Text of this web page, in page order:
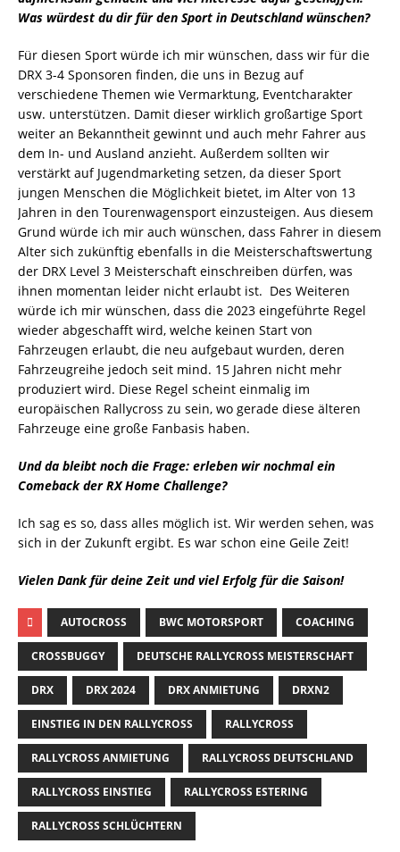
Was würdest du dir für den Sport in Deutschland wünschen?
Für diesen Sport würde ich mir wünschen, dass wir für die
DRX 3-4 Sponsoren finden, die uns in Bezug auf
verschiedene Themen wie Vermarktung, Eventcharakter
usw. unterstützen. Damit dieser wirklich großartige Sport
weiter an Bekanntheit gewinnt und auch mehr Fahrer aus
dem In- und Ausland anzieht. Außerdem sollten wir
verstärkt auf Jugendmarketing setzen, da dieser Sport
jungen Menschen die Möglichkeit bietet, im Alter von 13
Jahren in den Tourenwagensport einzusteigen. Aus diesem
Grund würde ich mir auch wünschen, dass Fahrer in diesem
Alter sich zukünftig ebenfalls in die Meisterschaftswertung
der DRX Level 3 Meisterschaft einschreiben dürfen, was
ihnen momentan leider nicht erlaubt ist. Des Weiteren
würde ich mir wünschen, dass die 2023 eingeführte Regel
wieder abgeschafft wird, welche keinen Start von
Fahrzeugen erlaubt, die neu aufgebaut wurden, deren
Fahrzeugreihe jedoch seit mind. 15 Jahren nicht mehr
produziert wird. Diese Regel scheint einmalig im
europäischen Rallycross zu sein, wo gerade diese älteren
Fahrzeuge eine große Fanbasis haben.
Und da bleibt noch die Frage: erleben wir nochmal ein
Comeback der RX Home Challenge?
Ich sag es so, dass alles möglich ist. Wir werden sehen, was
sich in der Zukunft ergibt. Es war schon eine Geile Zeit!
Vielen Dank für deine Zeit und viel Erfolg für die Saison!
AUTOCROSS BWC MOTORSPORT COACHING
CROSSBUGGY DEUTSCHE RALLYCROSS MEISTERSCHAFT
DRX DRX 2024 DRX ANMIETUNG DRXN2
EINSTIEG IN DEN RALLYCROSS RALLYCROSS
RALLYCROSS ANMIETUNG RALLYCROSS DEUTSCHLAND
RALLYCROSS EINSTIEG RALLYCROSS ESTERING
RALLYCROSS SCHLÜCHTERN